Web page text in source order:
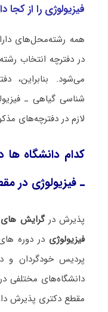
ﻓﻴﺰﻳﻮﻟﻮژی را از کجا
همه رشته‌محل‌های
در دفترچه انتخاب
می‌شود. بنابراین،
شناسی ﮔﻴﺎهی ـ
لازم در دفترچه‌های
کدام دانشگاه
ـ ﻓﻴﺰﻳﻮﻟﻮژی در
پذیرش درگرایش
ﻓﻴﺰﻳﻮﻟﻮژی در دوره
پردیس خودگردان و
دانشگاه‌های مختلفی
مقطع دکتری پذیرش